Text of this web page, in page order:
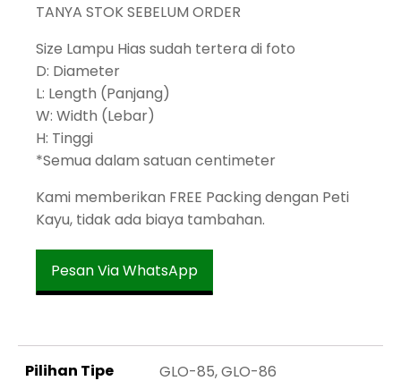
TANYA STOK SEBELUM ORDER
Size Lampu Hias sudah tertera di foto
D: Diameter
L: Length (Panjang)
W: Width (Lebar)
H: Tinggi
*Semua dalam satuan centimeter
Kami memberikan FREE Packing dengan Peti
Kayu, tidak ada biaya tambahan.
Pesan Via WhatsApp
Pilihan Tipe GLO-85, GLO-86